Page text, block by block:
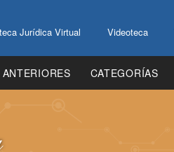
Jurídica Virtual Videoteca
CATEGORÍAS